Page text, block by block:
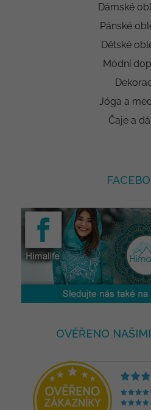
Dámské
Pánské
Dětské
Módní
Jóga a
Čaje a
OVĚŘENO